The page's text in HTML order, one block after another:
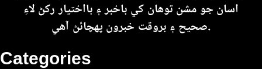
Categories
اسان جو مشن توهان کي باخبر ۽ بااختيار رکڻ لاءِ
صحيح ۽ بروقت خبرون پهچائڻ آهي.